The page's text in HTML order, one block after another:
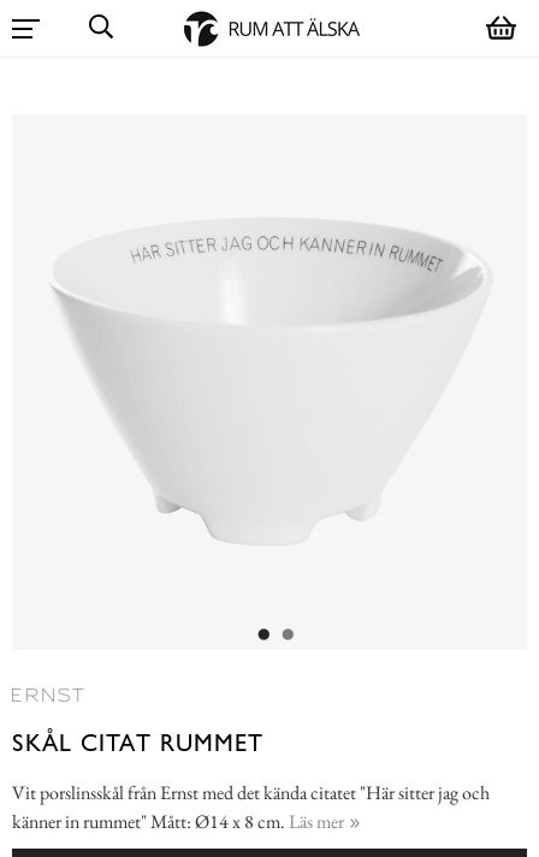
SKÅL CITAT RUMMET
Vit porslinsskål från Ernst med det kända citatet "Här sitter jag och
känner in rummet" Mått: Ø14 x 8 cm. Läs mer